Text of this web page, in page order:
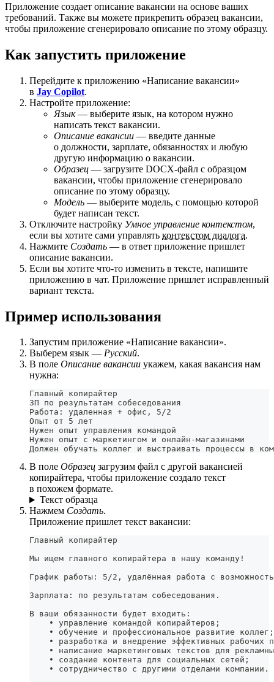
Приложение создает описание вакансии на основе ваших
требований. Также вы можете прикрепить образец вакансии,
чтобы приложение сгенерировало описание по этому образцу.
Как запустить приложение
Перейдите к приложению «Написание вакансии»
в Jay Copilot.
Настройте приложение:
Язык— выберите язык, на котором нужно
написать текст вакансии.
Описание вакансии — введите данные
о должности, зарплате, обязанностях и любую
другую информацию о вакансии.
Образец — загрузите DOCX-файл с образцом
вакансии, чтобы приложение сгенерировало
описание по этому образцу.
Модель — выберите модель, с помощью которой
будет написан текст.
Отключите настройку Умное управление контекстом,
если вы хотите сами управлять контекстом диалога.
Нажмите Создать — в ответ приложение пришлет
описание вакансии.
Если вы хотите что-то изменить в тексте, напишите
приложению в чат. Приложение пришлет исправленный
вариант текста.
Пример использования
Запустим приложение «Написание вакансии».
Выберем язык — Русский.
В поле Описание вакансии укажем, какая вакансия нам
нужна:
Главный копирайтер
ЗП по результатам собеседования
Работа: удаленная + офис, 5/2
Опыт от 5 лет
Нужен опыт управления командой
Нужен опыт с маркетингом и онлайн-магазинами
Должен обучать коллег и выстраивать процессы в
В поле Образец загрузим файл с другой вакансией
копирайтера, чтобы приложение создало текст
в похожем формате.
Текст образца
Нажмем Создать.
Приложение пришлет текст вакансии:
Главный копирайтер
Мы ищем главного копирайтера в нашу команду!
График работы: 5/2, удалённая работа с
Зарплата: по результатам собеседования.
В ваши обязанности будет входить:
    • управление командой копирайтеров;
    • обучение и профессиональное развитие коллег;
• разработка и внедрение эффективных рабочих
• написание маркетинговых текстов для
    • создание контента для социальных сетей;
    • сотрудничество с другими отделами компании.